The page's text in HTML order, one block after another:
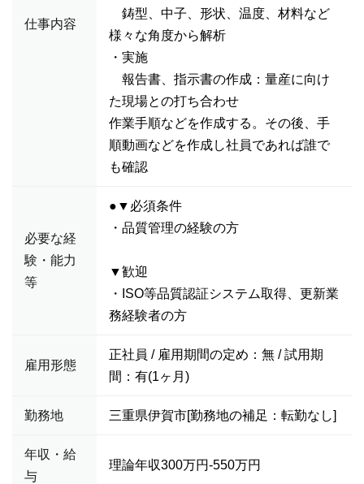
仕事内容
鋳型、中子、形状、温度、材料など
様々な角度から解析
・実施
報告書、指示書の作成：量産に向け
た現場との打ち合わせ
作業手順などを作成する。その後、手
順動画などを作成し社員であれば誰で
も確認
必要な経
験・能力
等
●▼必須条件
・品質管理の経験の方
▼歓迎
・ISO等品質認証システム取得、更新業
務経験者の方
雇用形態
正社員 / 雇用期間の定め：無 / 試用期
間：有(1ヶ月)
勤務地 三重県伊賀市[勤務地の補足：転勤なし]
年収・給
与
理論年収300万円-550万円